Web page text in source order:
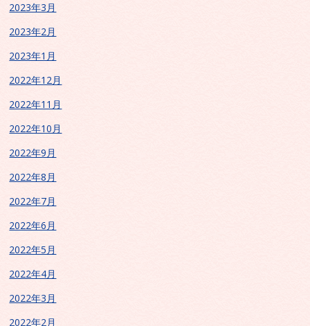
2023年3月
2023年2月
2023年1月
2022年12月
2022年11月
2022年10月
2022年9月
2022年8月
2022年7月
2022年6月
2022年5月
2022年4月
2022年3月
2022年2月